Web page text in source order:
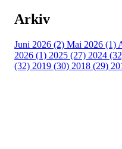
Arkiv
Juni 2026 (2) Mai 2026 (1)
2026 (1) 2025 (27) 2024
(32) 2019 (30) 2018 (29)